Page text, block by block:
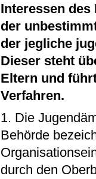
Interessen
der
der jegliche
Dieser steht
Eltern und
Verfahren.
1. Die
Behörde
durch den